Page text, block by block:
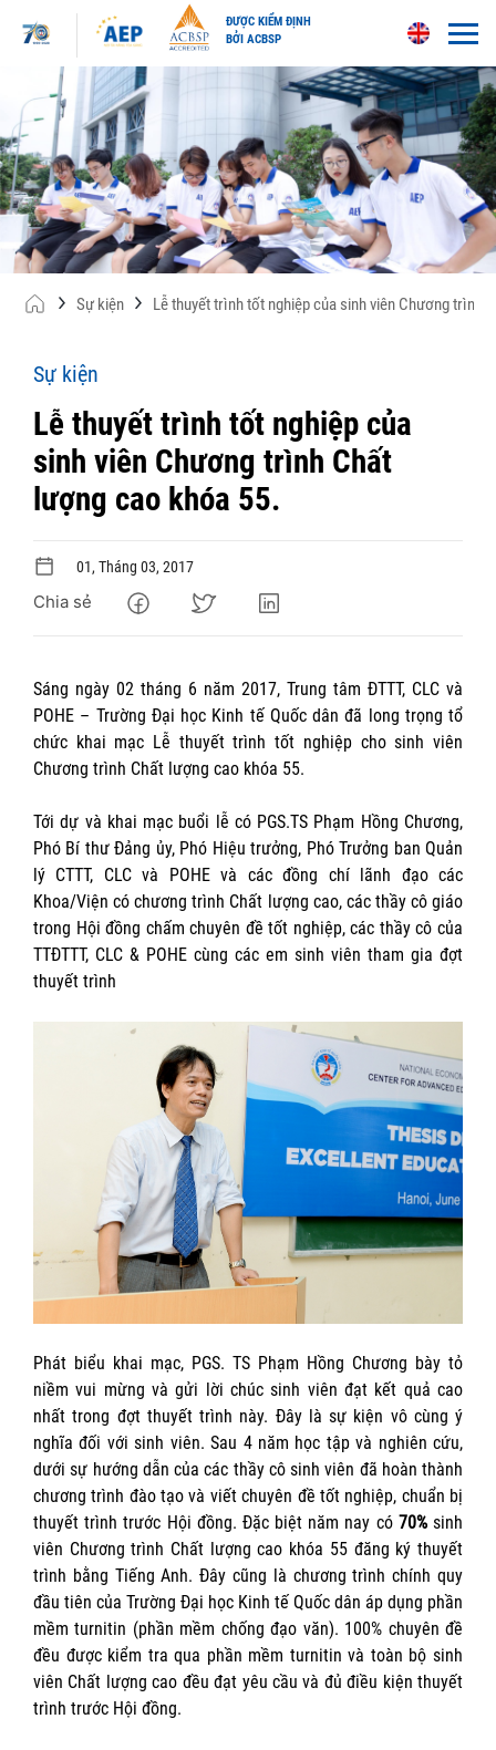
content
ĐƯỢC KIỂM ĐỊNH
BỞI ACBSP
Sự kiện Lễ thuyết trình tốt nghiệp của sinh viên Chương trình
Sự kiện
Lễ thuyết trình tốt nghiệp của
sinh viên Chương trình Chất
lượng cao khóa 55.
01, Tháng 03, 2017
Chia sẻ
Sáng ngày 02 tháng 6 năm 2017, Trung tâm ĐTTT, CLC và
POHE – Trường Đại học Kinh tế Quốc dân đã long trọng tổ
chức khai mạc Lễ thuyết trình tốt nghiệp cho sinh viên
Chương trình Chất lượng cao khóa 55.
Tới dự và khai mạc buổi lễ có PGS.TS Phạm Hồng Chương,
Phó Bí thư Đảng ủy, Phó Hiệu trưởng, Phó Trưởng ban Quản
lý CTTT, CLC và POHE và các đồng chí lãnh đạo các
Khoa/Viện có chương trình Chất lượng cao, các thầy cô giáo
trong Hội đồng chấm chuyên đề tốt nghiệp, các thầy cô của
TTĐTTT, CLC & POHE cùng các em sinh viên tham gia đợt
thuyết trình
Phát biểu khai mạc, PGS. TS Phạm Hồng Chương bày tỏ
niềm vui mừng và gửi lời chúc sinh viên đạt kết quả cao
nhất trong đợt thuyết trình này. Đây là sự kiện vô cùng ý
nghĩa đối với sinh viên. Sau 4 năm học tập và nghiên cứu,
dưới sự hướng dẫn của các thầy cô sinh viên đã hoàn thành
chương trình đào tạo và viết chuyên đề tốt nghiệp, chuẩn bị
thuyết trình trước Hội đồng. Đặc biệt năm nay có 70%sinh
viên Chương trình Chất lượng cao khóa 55 đăng ký thuyết
trình bằng Tiếng Anh. Đây cũng là chương trình chính quy
đầu tiên của Trường Đại học Kinh tế Quốc dân áp dụng phần
mềm turnitin (phần mềm chống đạo văn). 100% chuyên đề
đều được kiểm tra qua phần mềm turnitin và toàn bộ sinh
viên Chất lượng cao đều đạt yêu cầu và đủ điều kiện thuyết
trình trước Hội đồng.